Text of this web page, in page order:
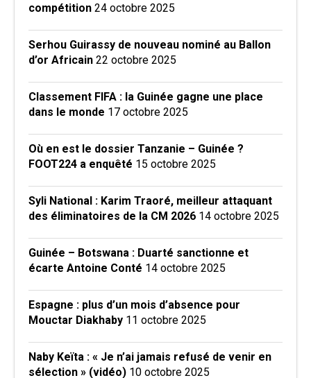
compétition 24 octobre 2025
Serhou Guirassy de nouveau nominé au Ballon
d’or Africain 22 octobre 2025
Classement FIFA : la Guinée gagne une place
dans le monde 17 octobre 2025
Où en est le dossier Tanzanie – Guinée ?
FOOT224 a enquêté 15 octobre 2025
Syli National : Karim Traoré, meilleur attaquant
des éliminatoires de la CM 2026 14 octobre 2025
Guinée – Botswana : Duarté sanctionne et
écarte Antoine Conté 14 octobre 2025
Espagne : plus d’un mois d’absence pour
Mouctar Diakhaby 11 octobre 2025
Naby Keïta : « Je n’ai jamais refusé de venir en
sélection » (vidéo) 10 octobre 2025